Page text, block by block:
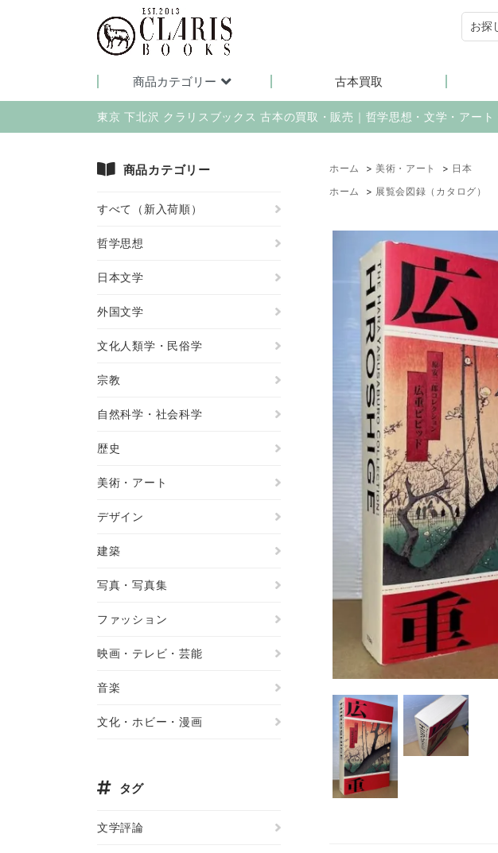
商品カテゴリー 古本買取
東京 下北沢 クラリスブックス 古本の買取・販売｜哲学思想・文学・アー
ホーム > 美術・アート > 日本
ホーム
> 展覧会図録（カタログ）
商品カテゴリー
すべて（新入荷順）
哲学思想
日本文学
外国文学
文化人類学・民俗学
宗教
自然科学・社会科学
歴史
美術・アート
デザイン
建築
写真・写真集
ファッション
映画・テレビ・芸能
音楽
文化・ホビー・漫画
タグ
文学評論